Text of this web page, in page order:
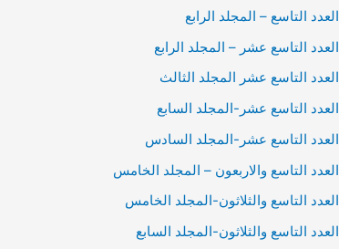
العدد التاسع – المجلد الرابع
العدد التاسع عشر – المجلد الرابع
العدد التاسع عشر المجلد الثالث
العدد التاسع عشر-المجلد السابع
العدد التاسع عشر-المجلد السادس
العدد التاسع والاربعون – المجلد الخامس
العدد التاسع والثلاثون-المجلد الخامس
العدد التاسع والثلاثون-المجلد السابع